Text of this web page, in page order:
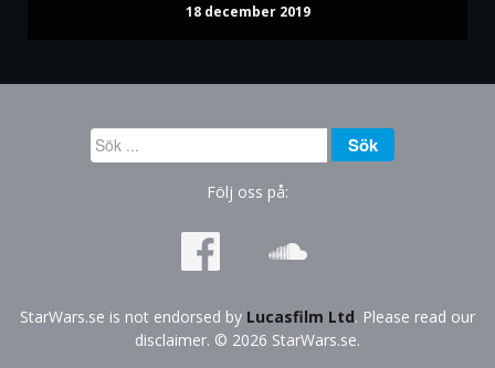
18 december 2019
Sök
...
Sök
Följ oss på:
StarWars.se is not endorsed by Lucasfilm Ltd. Please read our
disclaimer. © 2026 StarWars.se.